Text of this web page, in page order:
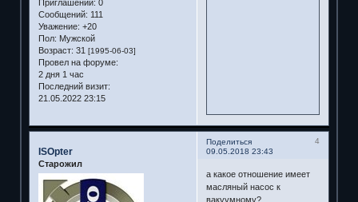
Приглашений: 0
Сообщений: 111
Уважение: +20
Пол: Мужской
Возраст: 31 [1995-06-03]
Провел на форуме:
2 дня 1 час
Последний визит:
21.05.2022 23:15
Поделиться
4
09.05.2018 23:43
ISOpter
Старожил
а какое отношение имеет
масляный насос к
вакуумному?